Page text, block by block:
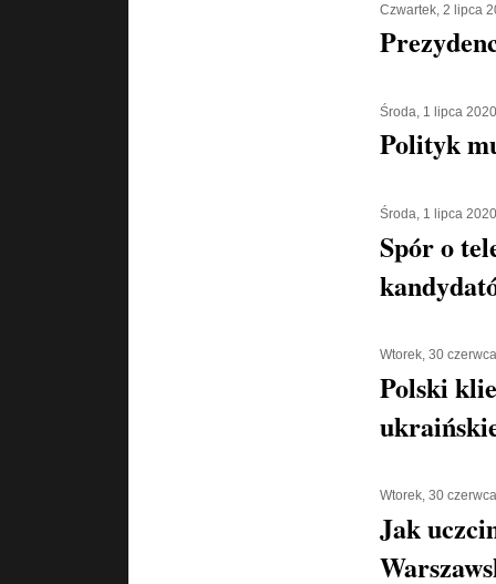
Czwartek, 2 lipca
Środa, 1 lipca 2020
Polityk
Środa, 1 lipca 2020
Spór o
Wtorek, 30
Polski
Wtorek, 30
Jak